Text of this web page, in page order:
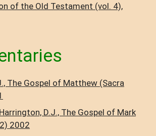
of the Old Testament (vol. 4),
The Gospel of Matthew (Sacra
D.J., The Gospel of Mark
2002